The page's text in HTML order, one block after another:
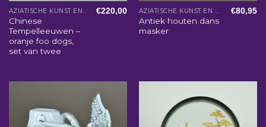
AZIATISCHE KUNST EN WOONACCESSOIRES
Chinese
Tempelleeuwen –
oranje foo dogs,
set van twee
€220,00 AZIATISCHE KUNST EN WOONACCESSOIRES
Antiek houten dans
masker
€80,95